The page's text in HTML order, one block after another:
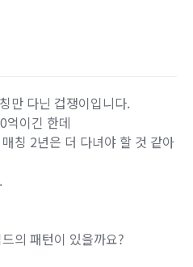
만 다닌 겁쟁이입니다.
억이긴 한데
칭 2년은 더 다녀야 할 것 같아
의 패턴이 있을까요?